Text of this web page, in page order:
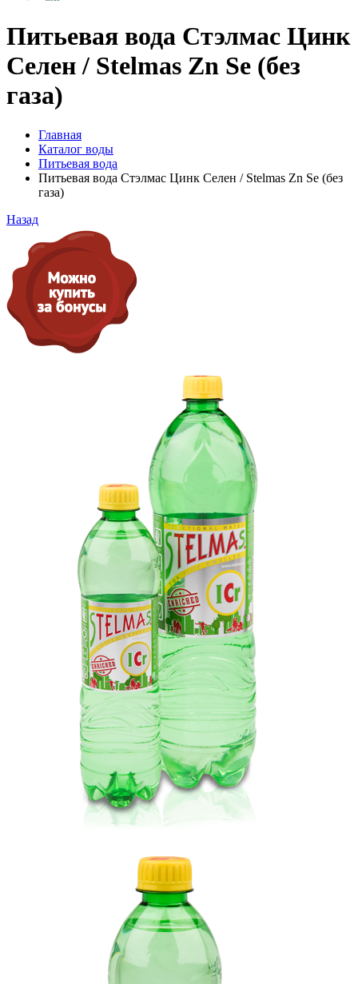
Питьевая вода Стэлмас Цинк
Селен / Stelmas Zn Se (без
газа)
Главная
Каталог воды
Питьевая вода
Питьевая вода Стэлмас Цинк Селен / Stelmas Zn Se (без
газа)
Назад